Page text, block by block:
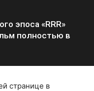
эпоса «RRR»
полностью в
странице в